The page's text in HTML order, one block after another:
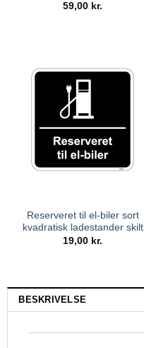
59,00 kr.
Reserveret til el-biler sort
kvadratisk ladestander skilt
19,00 kr.
BESKRIVELSE